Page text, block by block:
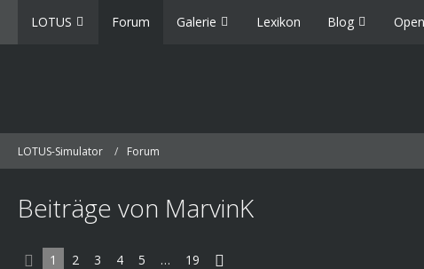
LOTUS Forum Galerie Lexikon Blog
LOTUS-Simulator Forum
Beiträge von MarvinK
1 2 3 4 5 … 19